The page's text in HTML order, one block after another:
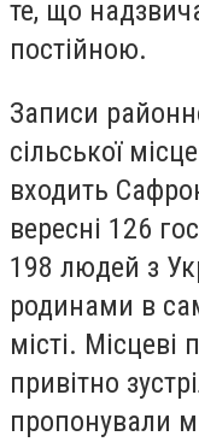
те, що
постійною.
Записи
сільської
входить
вересні 126
198 людей з
родинами в
місті. Місцеві
привітно
пропонували